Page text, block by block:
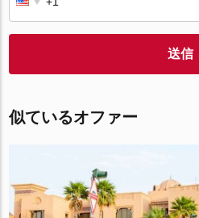
送信
似ているオファー